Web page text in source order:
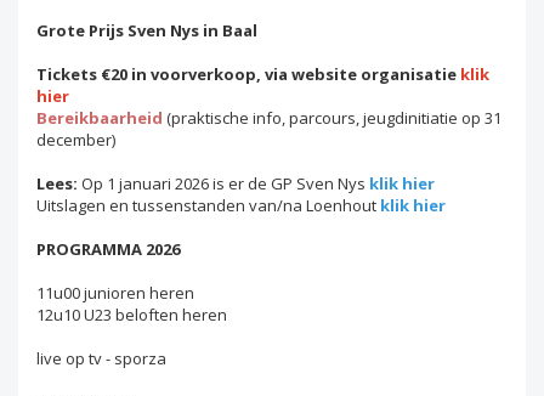
Grote Prijs Sven Nys in Baal
Tickets €20 in voorverkoop, via website organisatie klik
hier
Bereikbaarheid (praktische info, parcours, jeugdinitiatie op 31
december)
Lees: Op 1 januari 2026 is er de GP Sven Nys klik hier
Uitslagen en tussenstanden van/na Loenhout klik hier
PROGRAMMA 2026
11u00 junioren heren
12u10 U23 beloften heren
live op tv - sporza